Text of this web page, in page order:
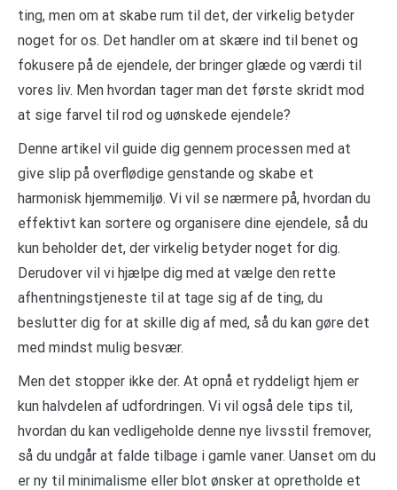
ting, men om at skabe rum til det, der virkelig betyder
noget for os. Det handler om at skære ind til benet og
fokusere på de ejendele, der bringer glæde og værdi til
vores liv. Men hvordan tager man det første skridt mod
at sige farvel til rod og uønskede ejendele?
Denne artikel vil guide dig gennem processen med at
give slip på overflødige genstande og skabe et
harmonisk hjemmemiljø. Vi vil se nærmere på, hvordan du
effektivt kan sortere og organisere dine ejendele, så du
kun beholder det, der virkelig betyder noget for dig.
Derudover vil vi hjælpe dig med at vælge den rette
afhentningstjeneste til at tage sig af de ting, du
beslutter dig for at skille dig af med, så du kan gøre det
med mindst mulig besvær.
Men det stopper ikke der. At opnå et ryddeligt hjem er
kun halvdelen af udfordringen. Vi vil også dele tips til,
hvordan du kan vedligeholde denne nye livsstil fremover,
så du undgår at falde tilbage i gamle vaner. Uanset om du
er ny til minimalisme eller blot ønsker at opretholde et